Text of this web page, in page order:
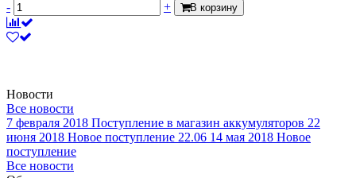
июня 2018
поступление
Все новости
Обзоры и советы
Все обзоры и советы
Поступление в магазин аккумуляторов